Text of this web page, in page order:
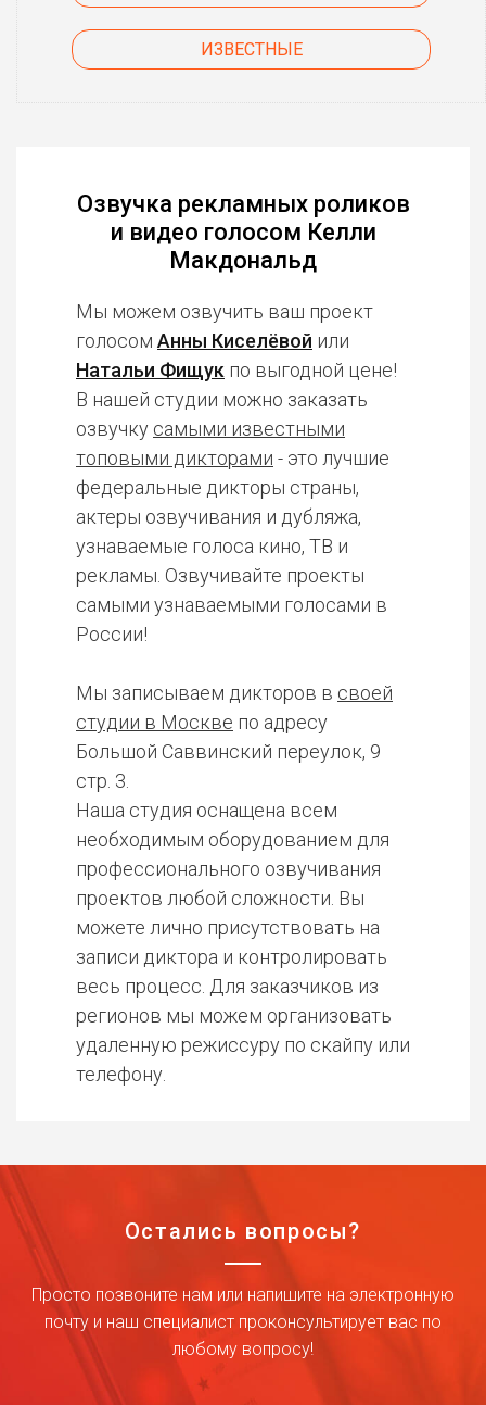
ИЗВЕСТНЫЕ
Озвучка рекламных роликов
и видео голосом Келли
Макдональд
Мы можем озвучить ваш проект
голосом Анны Киселёвой или
Натальи Фищук по выгодной цене!
В нашей студии можно заказать
озвучку самыми известными
топовыми дикторами - это лучшие
федеральные дикторы страны,
актеры озвучивания и дубляжа,
узнаваемые голоса кино, ТВ и
рекламы. Озвучивайте проекты
самыми узнаваемыми голосами в
России!
Мы записываем дикторов в своей
студии в Москве по адресу
Большой Саввинский переулок, 9
стр. 3.
Наша студия оснащена всем
необходимым оборудованием для
профессионального озвучивания
проектов любой сложности. Вы
можете лично присутствовать на
записи диктора и контролировать
весь процесс. Для заказчиков из
регионов мы можем организовать
удаленную режиссуру по скайпу или
телефону.
Остались вопросы?
Просто позвоните нам или напишите на электронную
почту и наш специалист проконсультирует вас по
любому вопросу!